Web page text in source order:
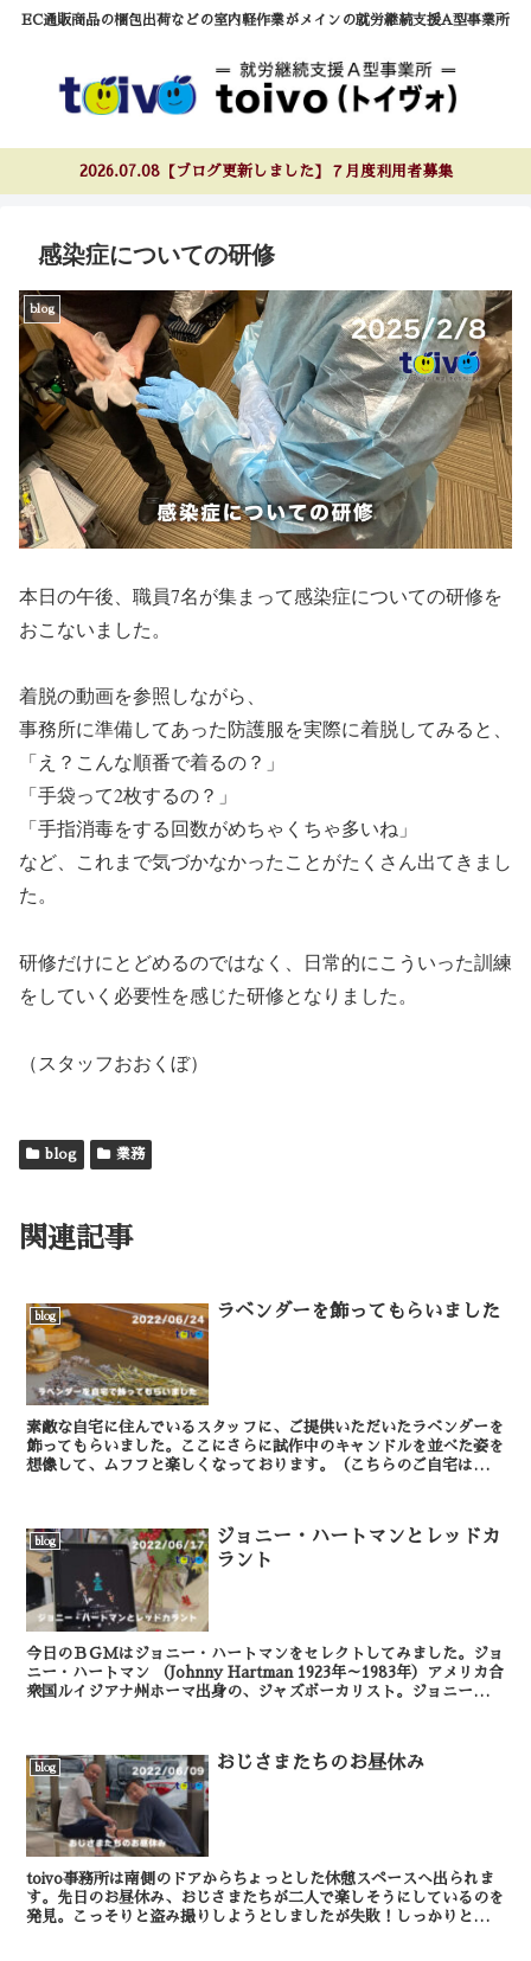
EC通販商品の梱包出荷などの室内軽作業がメインの就労継続支援A型事業所
2026.07.08【ブログ更新しました】７月度利用者募集
感染症についての研修
blog
本日の午後、職員7名が集まって感染症についての研修を
おこないました。
着脱の動画を参照しながら、
事務所に準備してあった防護服を実際に着脱してみると、
「え？こんな順番で着るの？」
「手袋って2枚するの？」
「手指消毒をする回数がめちゃくちゃ多いね」
など、これまで気づかなかったことがたくさん出てきまし
た。
研修だけにとどめるのではなく、日常的にこういった訓練
をしていく必要性を感じた研修となりました。
（スタッフおおくぼ）
blog 業務
関連記事
blog ラベンダーを飾ってもらいました
素敵な自宅に住んでいるスタッフに、ご提供いただいたラベンダーを
飾ってもらいました。ここにさらに試作中のキャンドルを並べた姿を
想像して、ムフフと楽しくなっております。（こちらのご自宅は残念
blog
ジョニー・ハートマンとレッドカ
ラント
今日のＢＧＭはジョニー・ハートマンをセレクトしてみました。ジョ
ニー・ハートマン （Johnny Hartman 1923年～1983年）アメリカ合
衆国ルイジアナ州ホーマ出身の、ジャズボーカリスト。ジョニー・ハ
blog おじさまたちのお昼休み
toivo事務所は南側のドアからちょっとした休憩スペースへ出られま
す。先日のお昼休み、おじさまたちが二人で楽しそうにしているのを
発見。こっそりと盗み撮りしようとしましたが失敗！しっかりとカメ